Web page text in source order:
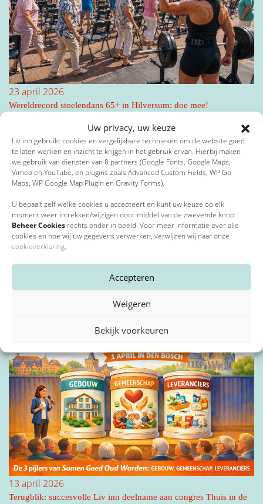
Uw privacy, uw keuze
Liv inn gebruikt cookies en vergelijkbare technieken om de website goed
te laten werken en inzicht te krijgen in het gebruik ervan. Hierbij maken
we gebruik van diensten van 8 partners (Google Fonts, Google Maps,
Vimeo en YouTube, en plugins zoals Advanced Custom Fields, WP Go
Maps, WP Google Map Plugin en Gravity Forms).
U bepaalt zelf welke cookies u accepteert en kunt uw keuze op elk
moment weer intrekken/wijzigen door middel van de zwevende knop
Beheer Cookies rechts onder in beeld. Voor meer informatie over alle
cookies en hoe wij uw gegevens verwerken, verwijzen wij naar onze
cookieverklaring.
Accepteren
Weigeren
Bekijk voorkeuren
23 april 2026
Wereldrecord stoelendans 65+ in Hilversum: doe mee!
20 april 2026
Liv inn genomineerd voor VGME Impact Award 2026
13 april 2026
Terugblik: succesvolle Liv inn deelname aan congres Thuis in de